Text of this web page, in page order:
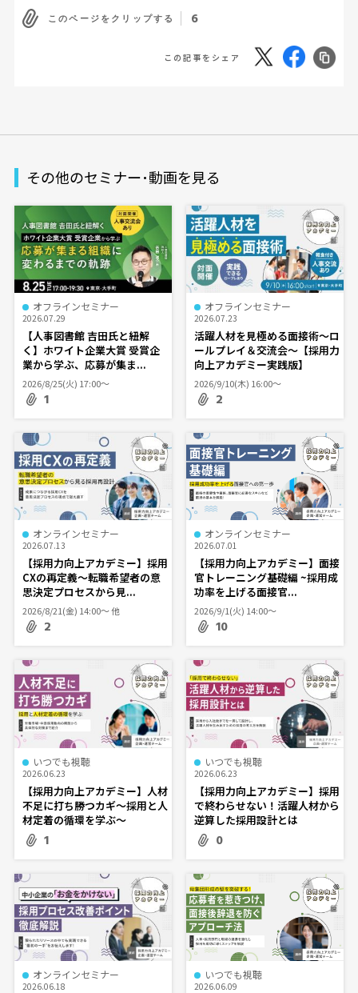
このページをクリップする 6
この記事をシェア
その他のセミナー･動画を見る
オフラインセミナー
2026.07.29
【人事図書館 吉田氏と紐解
く】ホワイト企業大賞 受賞企
業から学ぶ、応募が集ま...
2026/8/25(火) 17:00〜
1
オフラインセミナー
2026.07.23
活躍人材を見極める面接術～ロ
ールプレイ＆交流会～【採用力
向上アカデミー実践版】
2026/9/10(木) 16:00〜
2
オンラインセミナー
2026.07.13
【採用力向上アカデミー】採用
CXの再定義～転職希望者の意
思決定プロセスから見...
2026/8/21(金) 14:00〜 他
2
オンラインセミナー
2026.07.01
【採用力向上アカデミー】面接
官トレーニング基礎編 ~採用成
功率を上げる面接官...
2026/9/1(火) 14:00〜
10
いつでも視聴
2026.06.23
【採用力向上アカデミー】人材
不足に打ち勝つカギ～採用と人
材定着の循環を学ぶ～
1
いつでも視聴
2026.06.23
【採用力向上アカデミー】採用
で終わらせない！活躍人材から
逆算した採用設計とは
0
オンラインセミナー
2026.06.18
いつでも視聴
2026.06.09